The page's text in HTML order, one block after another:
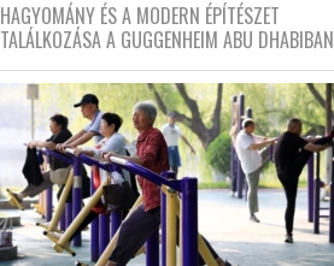
HAGYOMÁNY ÉS A MODERN ÉPÍTÉSZET
TALÁLKOZÁSA A GUGGENHEIM ABU DHABIBAN